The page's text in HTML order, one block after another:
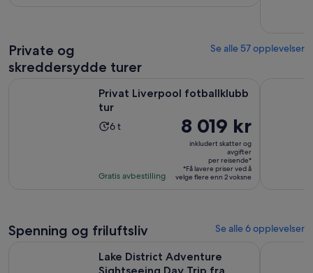
Private og
skreddersydde turer
Se alle 57 opplevelser
Privat Liverpool fotballklubb
tur
Aktivitetens
6
6 t
Gratis avbestilling
Prisen
er
8 019 kr
per
reisende*
8 019 kr
inkludert skatter og
avgifter
per reisende*
*Få lavere priser ved å
velge flere enn 2 voksne
Spenning og friluftsliv Se alle 6 opplevelser
Lake District Adventure